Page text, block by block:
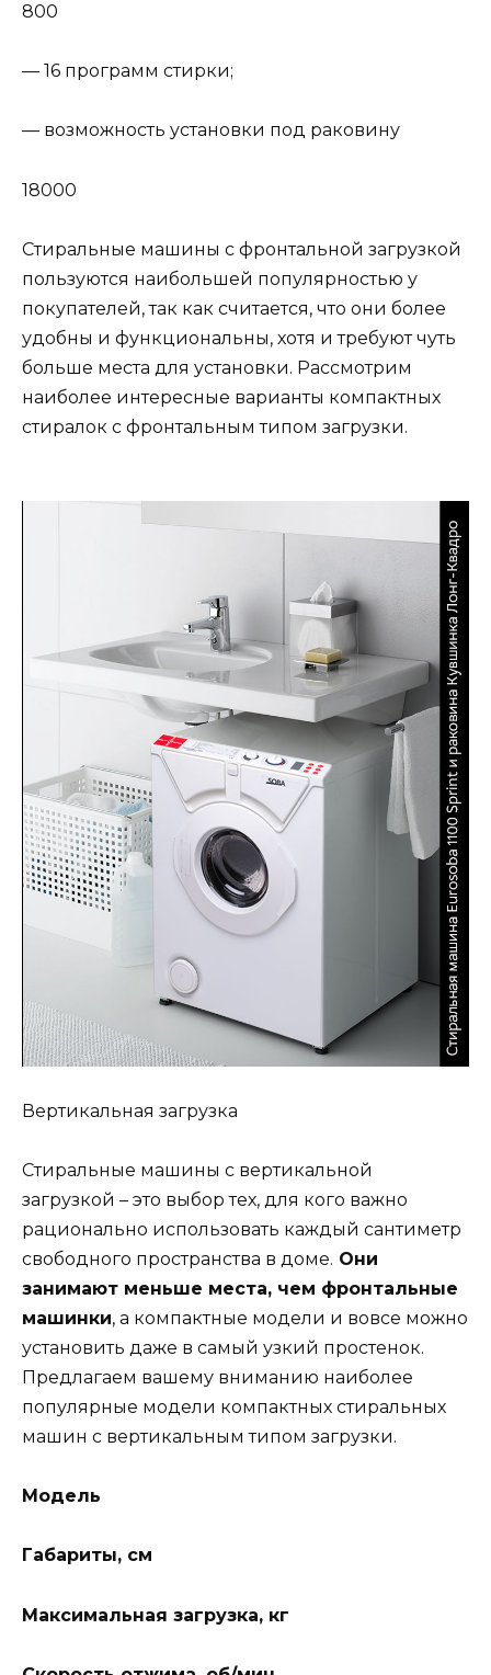
800
— 16 программ стирки;
— возможность установки под раковину
18000
Стиральные машины с фронтальной загрузкой
пользуются наибольшей популярностью у
покупателей, так как считается, что они более
удобны и функциональны, хотя и требуют чуть
больше места для установки. Рассмотрим
наиболее интересные варианты компактных
стиралок с фронтальным типом загрузки.
Вертикальная загрузка
Стиральные машины с вертикальной
загрузкой – это выбор тех, для кого важно
рационально использовать каждый сантиметр
свободного пространства в доме. Они
занимают меньше места, чем фронтальные
машинки, а компактные модели и вовсе можно
установить даже в самый узкий простенок.
Предлагаем вашему вниманию наиболее
популярные модели компактных стиральных
машин с вертикальным типом загрузки.
Модель
Габариты, см
Максимальная загрузка, кг